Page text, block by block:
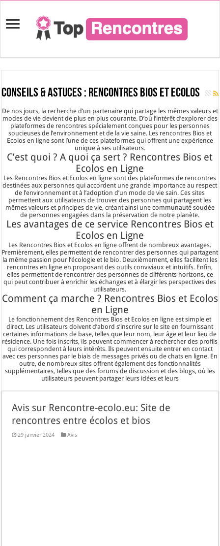
Conseils & Astuces : Rencontres Bios et Ecolos
De nos jours, la recherche d’un partenaire qui partage les mêmes valeurs et
modes de vie devient de plus en plus courante. D’où l’intérêt d’explorer des
plateformes de rencontres spécialement conçues pour les personnes
soucieuses de l’environnement et de la vie saine. Les rencontres Bios et
Ecolos en ligne sont l’une de ces plateformes qui offrent une expérience
unique à ses utilisateurs.
C’est quoi ? A quoi ça sert ? Rencontres Bios et
Ecolos en Ligne
Les Rencontres Bios et Ecolos en ligne sont des plateformes de rencontres
destinées aux personnes qui accordent une grande importance au respect
de l’environnement et à l’adoption d’un mode de vie sain. Ces sites
permettent aux utilisateurs de trouver des personnes qui partagent les
mêmes valeurs et principes de vie, créant ainsi une communauté soudée
de personnes engagées dans la préservation de notre planète.
Les avantages de ce service Rencontres Bios et
Ecolos en Ligne
Les Rencontres Bios et Ecolos en ligne offrent de nombreux avantages.
Premièrement, elles permettent de rencontrer des personnes qui partagent
la même passion pour l’écologie et le bio. Deuxièmement, elles facilitent les
rencontres en ligne en proposant des outils conviviaux et intuitifs. Enfin,
elles permettent de rencontrer des personnes de différents horizons, ce
qui peut contribuer à enrichir les échanges et à élargir les perspectives des
utilisateurs.
Comment ça marche ? Rencontres Bios et Ecolos
en Ligne
Le fonctionnement des Rencontres Bios et Ecolos en ligne est simple et
direct. Les utilisateurs doivent d’abord s’inscrire sur le site en fournissant
certaines informations de base, telles que leur nom, leur âge et leur lieu de
résidence. Une fois inscrits, ils peuvent commencer à rechercher des profils
qui correspondent à leurs intérêts. Ils peuvent ensuite entrer en contact
avec ces personnes par le biais de messages privés ou de chats en ligne. En
outre, de nombreux sites offrent également des fonctionnalités
supplémentaires, telles que des forums de discussion et des blogs, où les
utilisateurs peuvent partager leurs idées et leurs
Avis sur Rencontre-ecolo.eu: Site de
rencontres entre écolos et bios
29 janvier 2024 Avis